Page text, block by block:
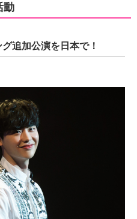
動
追加公演を日本で！